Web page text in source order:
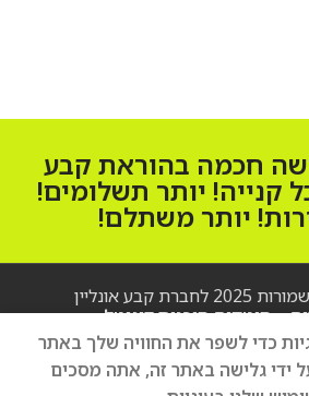
חכמה בהוראת קבע
קנייה! יותר תשלומים!
יותר משתלם!
קבע אונליין
– סיטקום סוכנות דיגיטל
כדי לשפר את החוויה שלך באתר
ידי גלישה באתר זה, אתה מסכים
הוספה לסל